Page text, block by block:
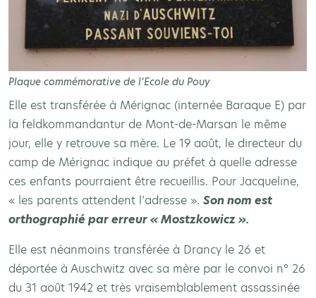
Plaque commémorative de l’Ecole du Pouy
Elle est transférée à Mérignac (internée Baraque E) par
la feldkommandantur de Mont-de-Marsan le même
jour, elle y retrouve sa mère. Le 19 août, le directeur du
camp de Mérignac indique au préfet à quelle adresse
ces enfants pourraient être recueillis. Pour Jacqueline,
« les parents attendent l’adresse ». Son nom est
orthographié par erreur « Mostzkowicz ».
Elle est néanmoins transférée à Drancy le 26 et
déportée à Auschwitz avec sa mère par le convoi n° 26
du 31 août 1942 et très vraisemblablement assassinée